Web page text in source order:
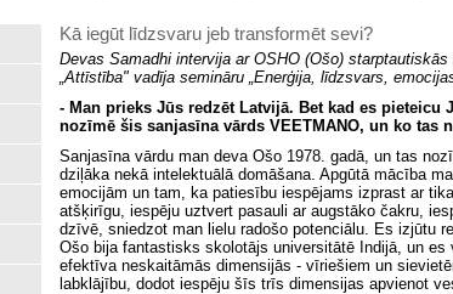
Kā iegūt līdzsvaru jeb transformēt sevi?
Devas Samadhi intervija ar OSHO (Ošo)
„Attīstība" vadīja semināru „Enerģija, līdzsvars,
- Man prieks Jūs redzēt Latvijā. Bet kad es
nozīmē šis sanjasīna vārds VEETMANO, un ko
Sanjasīna vārdu man deva Ošo 1978. gadā, un tas
dziļāka nekā intelektuālā domāšana. Apgūtā mācība
emocijām un tam, ka patiesību iespējams izprast ar
atšķirīgu, iespēju uztvert pasauli ar augstāko čakru,
dzīvē, sniedzot man lielu radošo potenciālu. Es izjūtu
Ošo bija fantastisks skolotājs universitātē Indijā, un
efektīva neskaitāmās dimensijās - vīriešiem un
labklājību, dodot iespēju šīs trīs dimensijas apvienot